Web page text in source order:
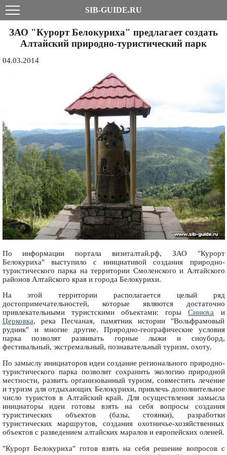
SIB-GUIDE.RU
ЗАО "Курорт Белокуриха" предлагает создать
Алтайский природно-туристический парк
04.03.2014
По информации портала визиталтай.рф, ЗАО "Курорт
Белокуриха" выступило с инициативой создания природно-
туристического парка на территории Смоленского и Алтайского
районов Алтайского края и города Белокурихи.
На этой территории располагается целый ряд
достопримечательностей, которые являются достаточно
привлекательными туристскими объектами: горыСинюха и
Церковка, река Песчаная, памятник истории "Вольфрамовый
рудник" и многие другие. Природно-географические условия
парка позволят развивать горные лыжи и сноуборд,
фестивальный, экстремальный, познавательный туризм, охоту.
По замыслу инициаторов идеи создание регионального природно-
туристического парка позволит сохранить экологию природной
местности, развить организованный туризм, совместить лечение
и туризм для отдыхающих Белокурихи, привлечь дополнительное
число туристов в Алтайский край. Для осуществления замысла
инициаторы идеи готовы взять на себя вопросы создания
туристических объектов (базы, стоянки), разработки
туристических маршрутов, создания охотничье-хозяйственных
объектов с разведением алтайских маралов и европейских оленей.
"Курорт Белокуриха" готов взять на себя решение вопросов с